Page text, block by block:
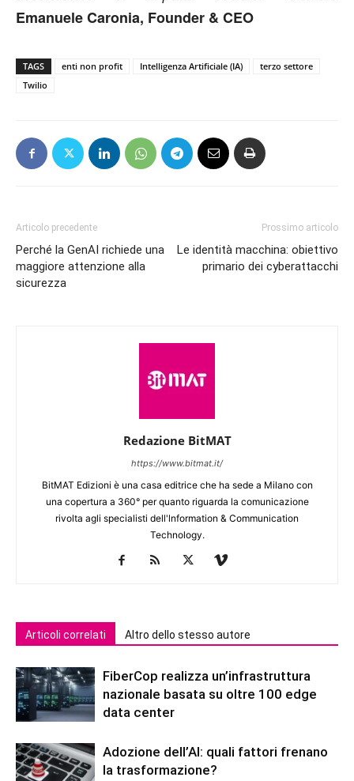
Emanuele Caronia, Founder & CEO
TAGS enti non profit Intelligenza Artificiale (IA)
terzo settore
Twilio
Articolo precedente
Perché la GenAI richiede una
maggiore attenzione alla
sicurezza
Prossimo articolo
Le identità macchina: obiettivo
primario dei cyberattacchi
Redazione BitMAT
https://www.bitmat.it/
BitMAT Edizioni è una casa editrice che ha sede a Milano con
una copertura a 360° per quanto riguarda la comunicazione
rivolta agli specialisti dell'lnformation & Communication
Technology.
Articoli correlati Altro dello stesso autore
FiberCop realizza un’infrastruttura
nazionale basata su oltre 100 edge
data center
Adozione dell’AI: quali fattori frenano
la trasformazione?